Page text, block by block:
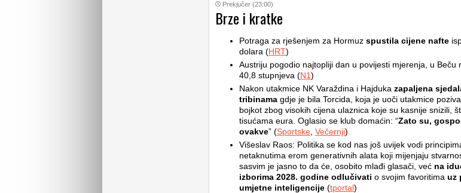
Prekjučer (23:00)
Brze i kratke
Potraga za rješenjem za Hormuz spustila cijene nafte
dolara (HRT)
Austriju pogodio najtopliji dan u povijesti mjerenja, u Beču
40,8 stupnjeva (N1)
Nakon utakmice NK Varaždina i Hajduka zapaljena
tribinama gdje je bila Torcida, koja je uoči utakmice
bojkot zbog visokih cijena ulaznica koje su kasnije snizili,
tisućama eura. Oglasio se klub domaćin: “Zato su,
ovakve” (Sportske Večernji)
Višeslav Raos: Politika se kod nas još uvijek vodi
netaknutima erom generativnih alata koji mijenjaju
sasvim je jasno to da će, osobito mlađi glasači, već na
izborima 2028. godine odlučivati o svojim favoritima uz
umjetne inteligencije (tportal)